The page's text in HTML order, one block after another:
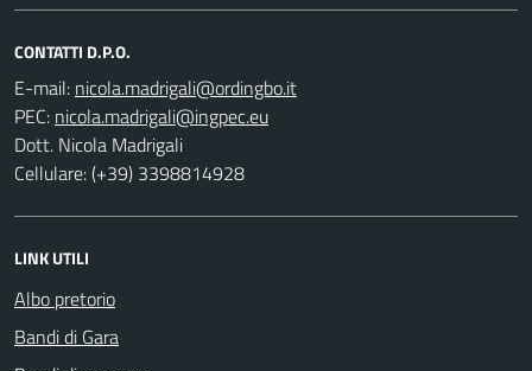
CONTATTI D.P.O.
E-mail:
PEC:
Dott. Nicola Madrigali
Cellulare: (+39) 3398814928
LINK UTILI
Albo pretorio
Bandi di Gara